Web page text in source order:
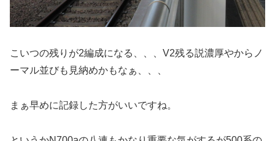
こいつの残りが2編成になる、、、V2残る説濃厚やからノ
ーマル並びも見納めかもなぁ、、、
まぁ早めに記録した方がいいですね。